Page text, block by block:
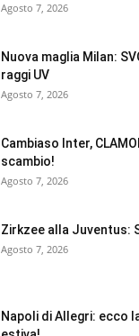
Agosto 7, 2026
Nuova maglia Milan:
raggi UV
Agosto 7, 2026
Cambiaso Inter,
scambio!
Agosto 7, 2026
Zirkzee alla Juventus:
Agosto 7, 2026
Napoli di Allegri: ecco